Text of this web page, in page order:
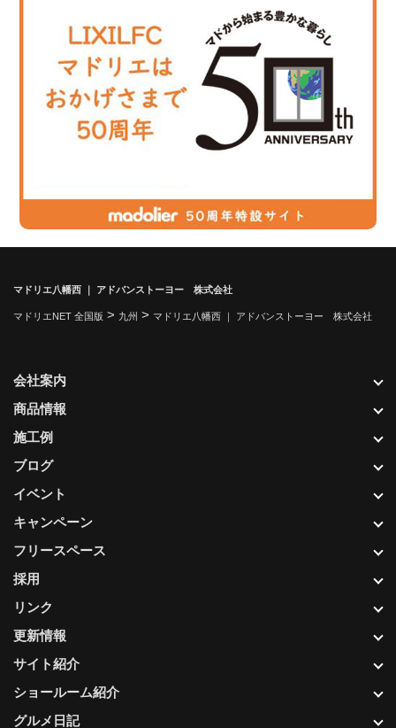
マドリエ八幡西 ｜ アドバンストーヨー 株式会社
マドリエNET 全国版 > 九州 > マドリエ八幡西 ｜ アドバンストーヨー 株式会社
更新情報
サイト紹介
ショールーム紹介
グルメ日記
会社案内
商品情報
施工例
ブログ
イベント
キャンペーン
フリースペース
採用
リンク